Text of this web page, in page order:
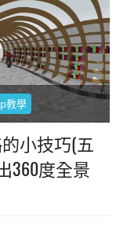
教學
的小技巧(五
360度全景